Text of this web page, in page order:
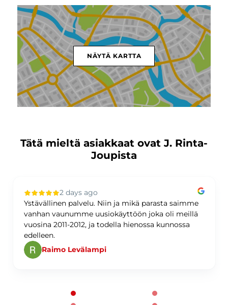
NÄYTÄ KARTTA
Tätä mieltä asiakkaat ovat J. Rinta-
Joupista
2 days ago
Ystävällinen palvelu. Niin ja mikä parasta saimme
vanhan vaunumme uusiokäyttöön joka oli meillä
vuosina 2011-2012, ja todella hienossa kunnossa
edelleen.
Raimo Levälampi